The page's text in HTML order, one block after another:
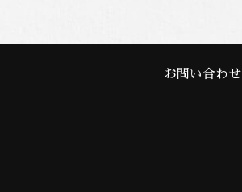
お問い合わせ